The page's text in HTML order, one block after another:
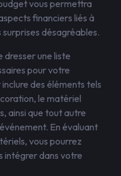
vous permettra
financiers liés à
désagréables.
dresser une liste
pour votre
des éléments tels
le matériel
ainsi que tout autre
En évaluant
vous pourrez
intégrer dans votre